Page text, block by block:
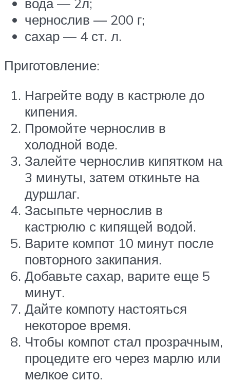
чернослив — 200 г;
сахар — 4 ст. л.
Приготовление:
Нагрейте воду в кастрюле до
кипения.
Промойте чернослив в
холодной воде.
Залейте чернослив кипятком на
3 минуты, затем откиньте на
дуршлаг.
Засыпьте чернослив в
кастрюлю с кипящей водой.
Варите компот 10 минут после
повторного закипания.
Добавьте сахар, варите еще 5
минут.
Дайте компоту настояться
некоторое время.
Чтобы компот стал прозрачным,
процедите его через марлю или
мелкое сито.